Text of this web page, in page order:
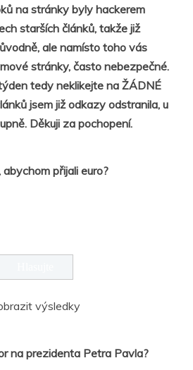
na stránky byly hackerem
starších článků, takže již
ale namísto toho vás
stránky, často nebezpečné.
tedy neklikejte na ŽÁDNÉ
jsem již odkazy odstranila, u
Děkuji za pochopení.
abychom přijali euro?
výsledky
na prezidenta Petra Pavla?